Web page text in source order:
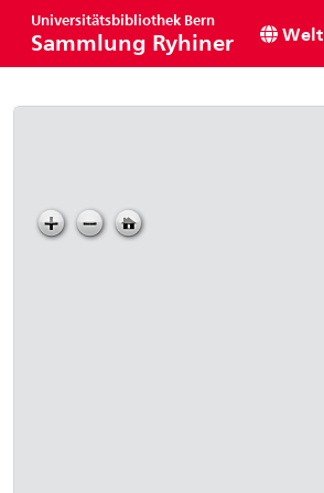
Universitätsbibliothek Bern
Sammlung Ryhiner Welt